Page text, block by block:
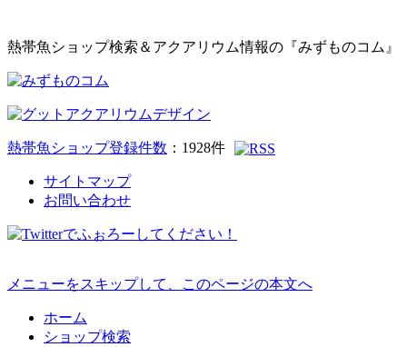
熱帯魚ショップ検索＆アクアリウム情報の『みずものコム』
熱帯魚ショップ登録件数 ： 1928件
サイトマップ
お問い合わせ
メニューをスキップして、このページの本文へ
ホーム
ショップ検索